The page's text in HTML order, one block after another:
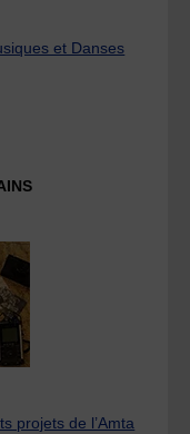
et Danses
projets de l’Amta